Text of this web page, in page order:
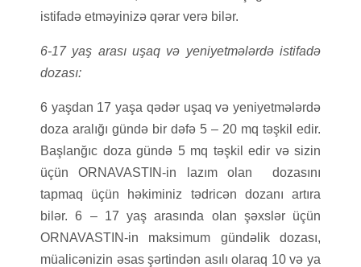
istifadə etməyinizə qərar verə bilər.
6-17 yaş arası uşaq və yeniyetmələrdə istifadə
dozası:
6 yaşdan 17 yaşa qədər uşaq və yeniyetmələrdə
doza aralığı gündə bir dəfə 5 – 20 mq təşkil edir.
Başlanğıc doza gündə 5 mq təşkil edir və sizin
üçün ORNAVASTIN-in lazım olan dozasını
tapmaq üçün həkiminiz tədricən dozanı artıra
bilər. 6 – 17 yaş arasında olan şəxslər üçün
ORNAVASTIN-in maksimum gündəlik dozası,
müalicənizin əsas şərtindən asılı olaraq 10 və ya